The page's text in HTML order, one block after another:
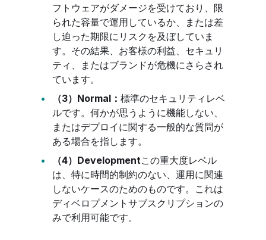
フトウェアがダメージを受けており、限
られた容量で運用しているか、または差
し迫った期限にリスクを及ぼしていま
す。その結果、お客様の利益、セキュリ
ティ、またはブランドが危機にさらされ
ています。
（3）Normal： 標準のセキュリティレベ
ルです。何かが思うように機能しない、
またはデプロイに関する一般的な質問が
ある場合を指します。
（4）Developmentこの重大度レベル
は、特に時間的制約のない、運用に関連
しないケースのためのものです。これは
ディベロプメントサブスクリプションの
みで利用可能です。